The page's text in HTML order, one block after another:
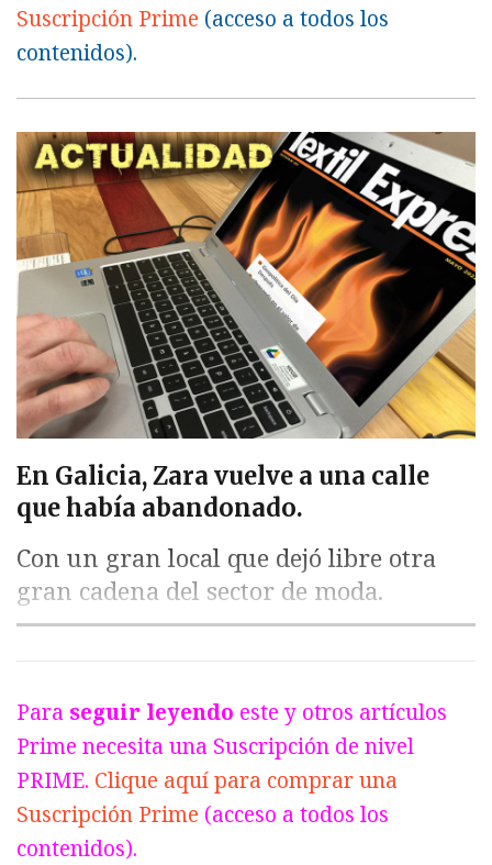
Suscripción Prime (acceso a todos los
contenidos).
En Galicia, Zara vuelve a una calle
que había abandonado.
Con un gran local que dejó libre otra
gran cadena del sector de moda.
Para seguir leyendo este y otros artículos
Prime necesita una Suscripción de nivel
PRIME. Clique aquí para comprar una
Suscripción Prime (acceso a todos los
contenidos).